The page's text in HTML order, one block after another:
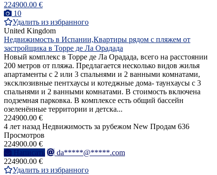
224900.00 €
10
Удалить из избранного
United Kingdom
Недвижимость в Испании,Квартиры рядом с пляжем от
застройщика в Торре де Ла Орадада
Новый комплекс в Торре де Ла Орадада, всего на расстоянии
200 метров от пляжа. Предлагается несколько видов жилья
апартаменты с 2 или 3 спальнями и 2 ванными комнатами,
эксклюзивные пентхаусы и котеджные дома- таунхаусы с 3
спальнями и 2 ванными комнатами. В стоимость включена
подземная парковка. В комплексе есть общий бассейн
озеленённые территории и детска...
224900.00 €
4 лет назад Недвижимость за рубежом New Продам 636
Просмотров
224900.00 €
Написать
da*****@*****.com
224900.00 €
Удалить из избранного